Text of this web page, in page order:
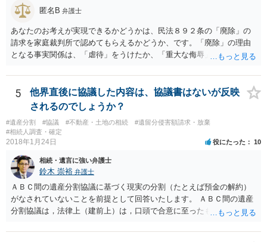
匿名B 弁護士
あなたのお考えが実現できるかどうかは、民法８９２条の「廃除」の
請求を家庭裁判所で認めてもらえるかどうか、です。「廃除」の理由
となる事実関係は、「虐待」をうけたか、「重大な侮辱」を受けた
「廃除」は遺言でも可能です（民法８９３条）。 弁護士に具体的な事
情を話して相談して、「廃除」が可能か、実際に法律相談を受けるこ
とをお勧めします。
5
他界直後に協議した内容は、協議書はないが反映
されるのでしょうか？
#遺産分割 #協議 #不動産・土地の相続
#遺留分侵害額請求・放棄
#相続人調査・確定
2018年1月24日 役にたった 10
相続・遺言に強い弁護士
鈴木 崇裕 弁護士
ＡＢＣ間の遺産分割協議に基づく現実の分割（たとえば預金の解約）
がなされていないことを前提として回答いたします。 ＡＢＣ間の遺産
分割協議は，法律上（建前上）は，口頭で合意に至ったものであって
ん。 また，不動産の名義を移転するためには，遺産分割協議書への署